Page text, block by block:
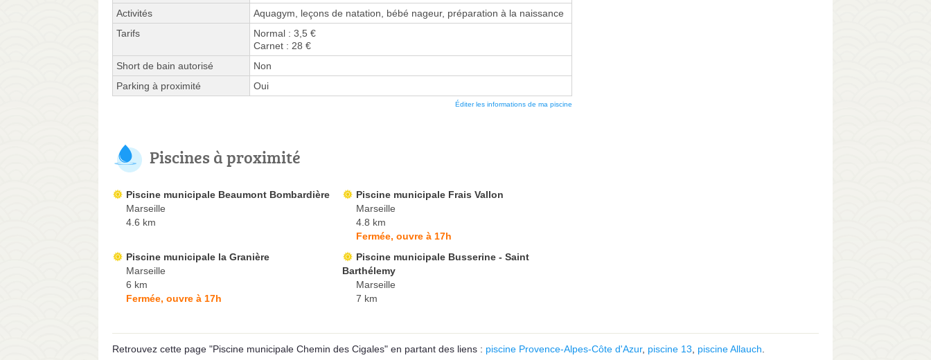
Activités
Aquagym, leçons de natation, bébé nageur, préparation à la naissance
Tarifs
Normal : 3,5 €
Carnet : 28 €
Short de bain autorisé
Non
Parking à proximité
Oui
Éditer les informations de ma piscine
Piscines à proximité
Piscine municipale Beaumont Bombardière
Marseille
4.6 km
Piscine municipale Frais Vallon
Marseille
4.8 km
Fermée, ouvre à 17h
Piscine municipale la Granière
Marseille
6 km
Fermée, ouvre à 17h
Piscine municipale Busserine - Saint
Barthélemy
Marseille
7 km
Retrouvez cette page "Piscine municipale Chemin des Cigales" en partant des liens : piscine Provence-Alpes-Côte d'Azur, piscine 13 piscine Allauch